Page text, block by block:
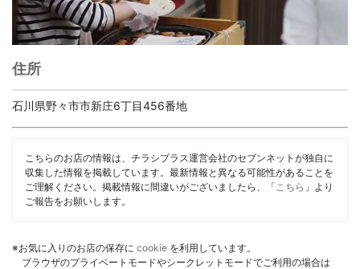
住所
石川県野々市市新庄6丁目456番地
こちらのお店の情報は、チラシプラス運営会社のセブンネットが独自に
収集した情報を掲載しています。最新情報と異なる可能性があることを
ご理解ください。掲載情報に間違いがございましたら、「 こちら 」より
ご報告をお願いします。
※お気に入りのお店の保存に cookie を利用しています。
ブラウザのプライベートモードやシークレットモードでご利用の場合は